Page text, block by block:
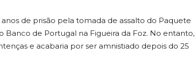
de prisão pela tomada de assalto do Paquete
Banco de Portugal na Figueira da Foz. No entanto,
e acabaria por ser amnistiado depois do 25